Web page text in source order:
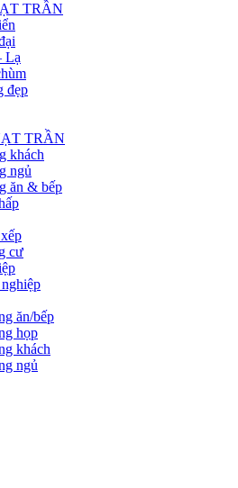
TRẦN
Lạ
đẹp
TRẦN
khách
ngủ
ăn & bếp
cư
ăn/bếp
họp
khách
ngủ